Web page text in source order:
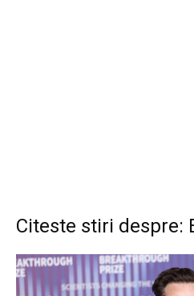
Citeste stiri despre: